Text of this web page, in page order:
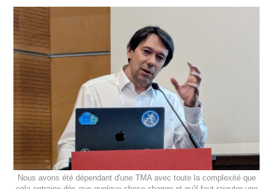
Nous avons été dépendant d'une TMA avec toute la complexité que